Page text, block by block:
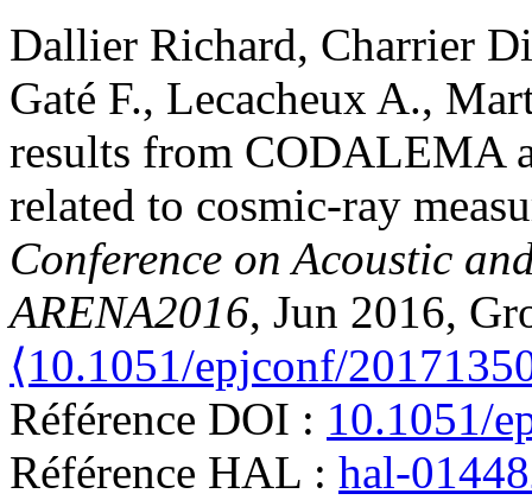
Dallier Richard, Charrier
Gaté F., Lecacheux A.,
results from CODALEMA
related to cosmic-ray
Conference on Acoustic
ARENA2016, Jun 2016,
⟨10.1051/epjconf/
Référence DOI : 10.1051/
Référence HAL : hal-